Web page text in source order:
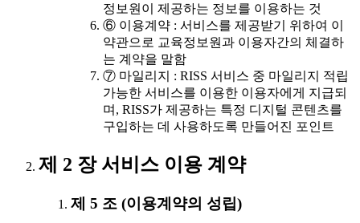
정보원이 제공하는 정보를 이용하는 것
⑥ 이용계약 : 서비스를 제공받기 위하여 이
약관으로 교육정보원과 이용자간의 체결하
는 계약을 말함
⑦ 마일리지 : RISS 서비스 중 마일리지 적립
가능한 서비스를 이용한 이용자에게 지급되
며, RISS가 제공하는 특정 디지털 콘텐츠를
구입하는 데 사용하도록 만들어진 포인트
제 2 장 서비스 이용 계약
제 5 조 (이용계약의 성립)